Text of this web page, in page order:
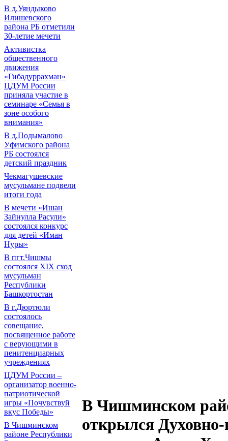
В д.Уяндыково
Илишевского
района РБ отметили
30-летие мечети
Активистка
общественного
движения
«Гибадуррахман»
ЦДУМ России
приняла участие в
семинаре «Семья в
зоне особого
внимания»
В д.Подымалово
Уфимского района
РБ состоялся
детский праздник
Чекмагушевские
мусульмане подвели
итоги года
В мечети «Ишан
Зайнулла Расули»
состоялся конкурс
для детей «Иман
Нуры»
В пгт.Чишмы
состоялся XIX сход
мусульман
Республики
Башкортостан
В г.Дюртюли
состоялось
совещание,
посвященное работе
с верующими в
пенитенциарных
учреждениях
ЦДУМ России –
организатор военно-
патриотической
игры «Почувствуй
вкус Победы»
В Чишминском
районе Республики
В Чишминском
открылся